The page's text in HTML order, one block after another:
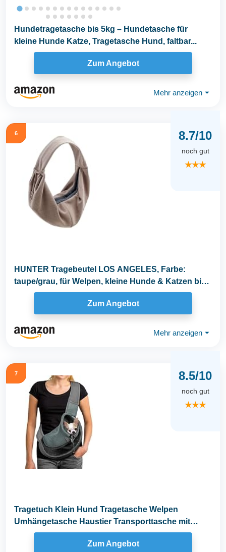
Hundetragetasche bis 5kg – Hundetasche für
kleine Hunde Katze, Tragetasche Hund, faltbar...
Zum Angebot
Mehr anzeigen ⏷
6 8.7/10
noch gut
★★★
HUNTER Tragebeutel LOS ANGELES, Farbe:
taupe/grau, für Welpen, kleine Hunde & Katzen bis
8 kg...
Zum Angebot
Mehr anzeigen ⏷
7 8.5/10
noch gut
★★★
Tragetuch Klein Hund Tragetasche Welpen
Umhängetasche Haustier Transporttasche mit
Verstellbar...
Zum Angebot